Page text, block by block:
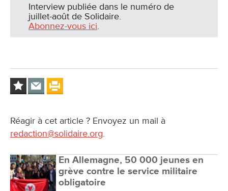
Interview publiée dans le numéro de
juillet-août de Solidaire.
Abonnez-vous ici.
Réagir à cet article ? Envoyez un mail à
redaction@solidaire.org.
En Allemagne, 50 000 jeunes en
grève contre le service militaire
obligatoire